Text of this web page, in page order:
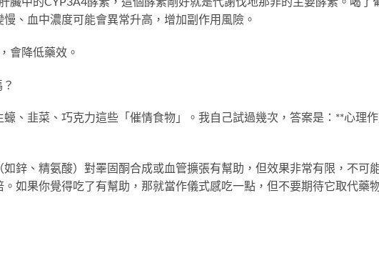
、血中濃度可能會異常升高，增加副作用風險。
會降低藥效。
、韭菜、巧克力這些「催情食物」。我自己試過幾次，答案是：**心理
鋅、精氨酸）對睪固酮合成或血管擴張有幫助，但效果非常有限，不可
如果你覺得吃了有幫助，那就當作儀式感吃一點，但不要期待它取代藥